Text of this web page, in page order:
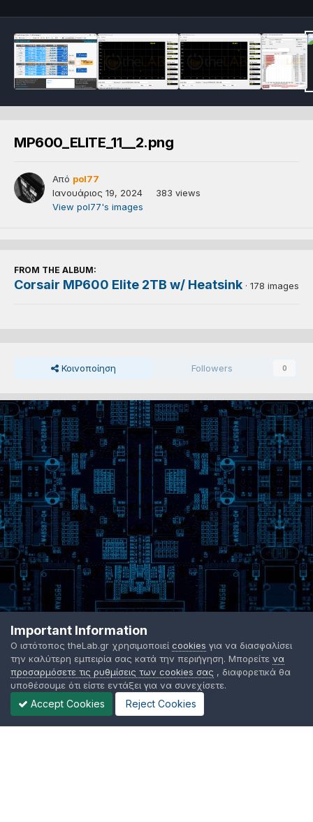
MP600_ELITE_11__2.png
Από pol77
Ιανουάριος 19, 2024
383 views
View pol77's images
FROM THE ALBUM:
Corsair MP600 Elite 2TB w/ Heatsink · 178 images
Κοινοποίηση Followers 0
Important Information
Ο ιστότοπος theLab.gr χρησιμοποιεί cookies για να διασφαλίσει
την καλύτερη εμπειρία σας κατά την περιήγηση. Μπορείτε να
προσαρμόσετε τις ρυθμίσεις των cookies σας , διαφορετικά θα
υποθέσουμε ότι είστε εντάξει για να συνεχίσετε.
Accept Cookies Reject Cookies